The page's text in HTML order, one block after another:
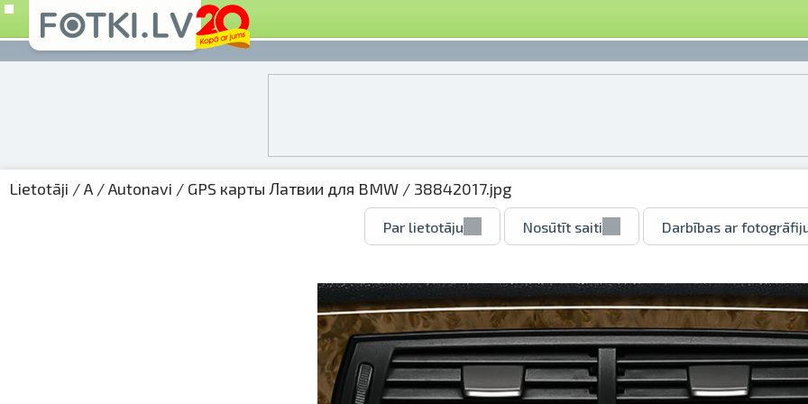
Lietotāji /A /Autonavi / GPS карты Латвии для BMW / 38842017.jpg
Par lietotāju Nosūtīt saiti Darbības ar